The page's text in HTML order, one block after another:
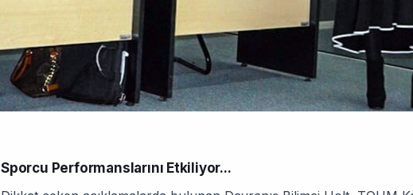
Sporcu Performanslarını Etkiliyor...